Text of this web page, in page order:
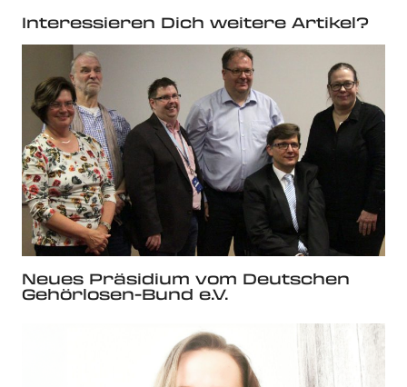
Interessieren Dich weitere Artikel?
Neues Präsidium vom Deutschen
Gehörlosen-Bund e.V.